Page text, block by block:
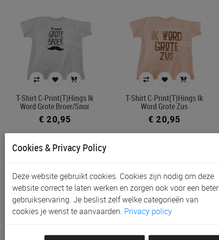
T-Shirt C-Print(T)hings Ik
Word Grote Broer/snor
€ 20,95
T-Shirt C-Print(T)hings Ik
Word Grote Zus
€ 20,95
Cookies & Privacy Policy
Deze website gebruikt cookies. Cookies zijn nodig om deze
website correct te laten werken en zorgen ook voor een
gebruikservaring. Je beslist zelf welke categorieën van
cookies je wenst te aanvaarden. Privacy policy